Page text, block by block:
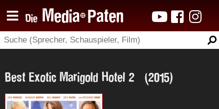
Best Exotic Marigold Hotel 2 (2015)